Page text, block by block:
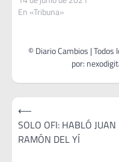
En «Tribuna»
Navegación
de
entradas
⟵
SOLO OFI: HABLÓ JUAN
RAMÓN DEL YÍ